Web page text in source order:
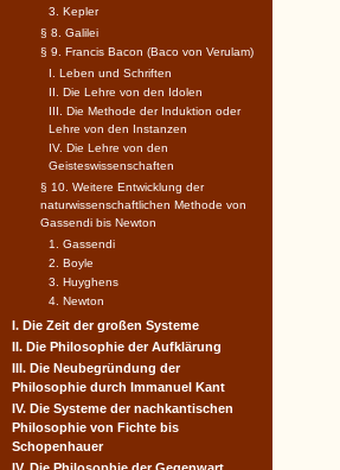
3. Kepler
§ 8. Galilei
§ 9. Francis Bacon (Baco von Verulam)
I. Leben und Schriften
II. Die Lehre von den Idolen
III. Die Methode der Induktion oder
Lehre von den Instanzen
IV. Die Lehre von den
Geisteswissenschaften
§ 10. Weitere Entwicklung der
naturwissenschaftlichen Methode von
Gassendi bis Newton
1. Gassendi
2. Boyle
3. Huyghens
4. Newton
I. Die Zeit der großen Systeme
II. Die Philosophie der Aufklärung
III. Die Neubegründung der
Philosophie durch Immanuel Kant
IV. Die Systeme der nachkantischen
Philosophie von Fichte bis
Schopenhauer